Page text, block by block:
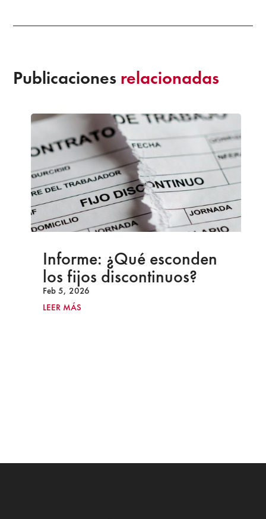
Publicaciones relacionadas
Informe: ¿Qué esconden
los fijos discontinuos?
Feb 5, 2026
LEER MÁS